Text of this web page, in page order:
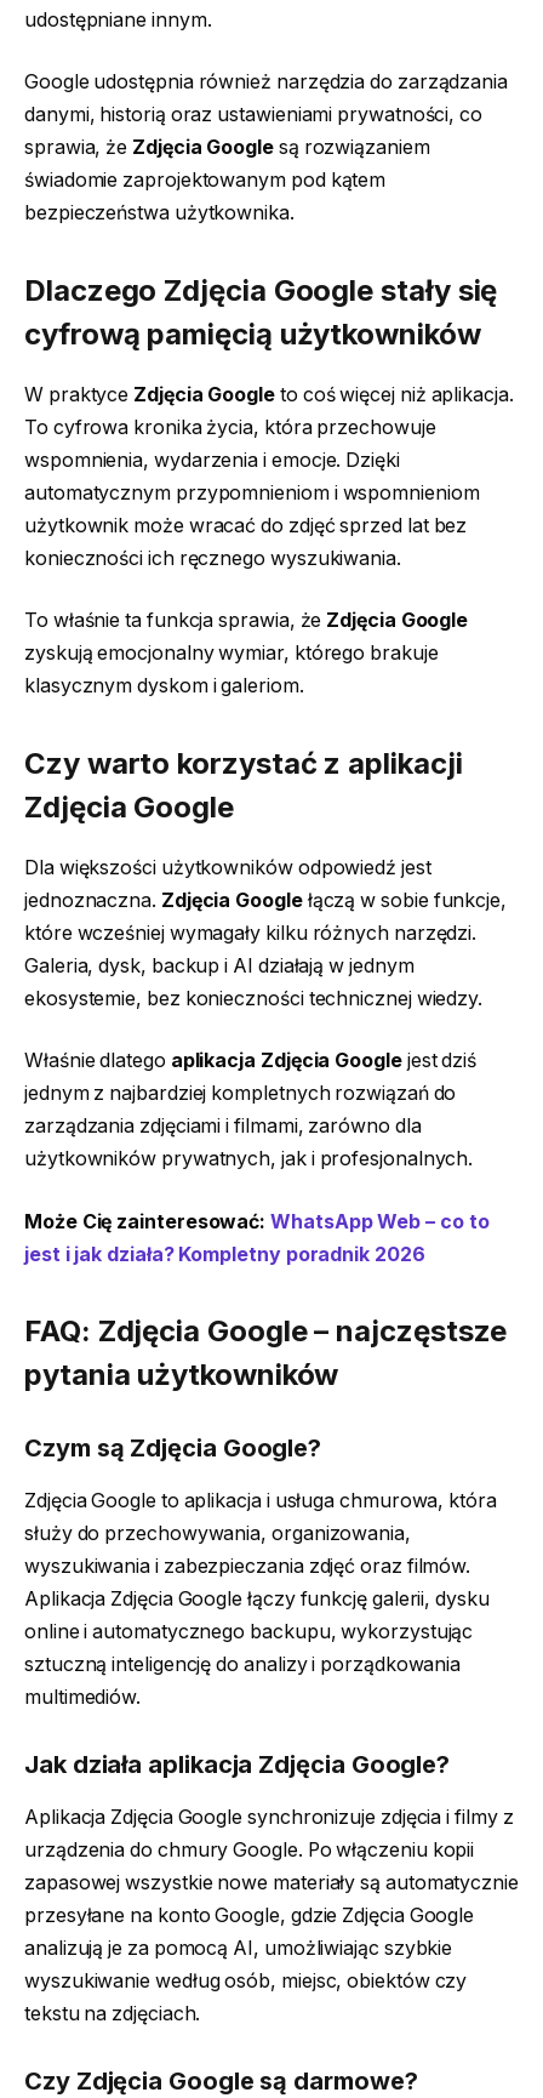
udostępniane innym.
Google udostępnia również narzędzia do zarządzania
danymi, historią oraz ustawieniami prywatności, co
sprawia, że Zdjęcia Googlesą rozwiązaniem
świadomie zaprojektowanym pod kątem
bezpieczeństwa użytkownika.
Dlaczego Zdjęcia Google stały się
cyfrową pamięcią użytkowników
W praktyce Zdjęcia Google to coś więcej niż aplikacja.
To cyfrowa kronika życia, która przechowuje
wspomnienia, wydarzenia i emocje. Dzięki
automatycznym przypomnieniom i wspomnieniom
użytkownik może wracać do zdjęć sprzed lat bez
konieczności ich ręcznego wyszukiwania.
To właśnie ta funkcja sprawia, że Zdjęcia Google
zyskują emocjonalny wymiar, którego brakuje
klasycznym dyskom i galeriom.
Czy warto korzystać z aplikacji
Zdjęcia Google
Dla większości użytkowników odpowiedź jest
jednoznaczna. Zdjęcia Googlełączą w sobie funkcje,
które wcześniej wymagały kilku różnych narzędzi.
Galeria, dysk, backup i AI działają w jednym
ekosystemie, bez konieczności technicznej wiedzy.
Właśnie dlatego aplikacja Zdjęcia Googlejest dziś
jednym z najbardziej kompletnych rozwiązań do
zarządzania zdjęciami i filmami, zarówno dla
użytkowników prywatnych, jak i profesjonalnych.
Może Cię zainteresować:WhatsApp Web – co to
jest i jak działa? Kompletny poradnik 2026
FAQ: Zdjęcia Google – najczęstsze
pytania użytkowników
Czym są Zdjęcia Google?
Zdjęcia Google to aplikacja i usługa chmurowa, która
służy do przechowywania, organizowania,
wyszukiwania i zabezpieczania zdjęć oraz filmów.
Aplikacja Zdjęcia Google łączy funkcję galerii, dysku
online i automatycznego backupu, wykorzystując
sztuczną inteligencję do analizy i porządkowania
multimediów.
Jak działa aplikacja Zdjęcia Google?
Aplikacja Zdjęcia Google synchronizuje zdjęcia i filmy z
urządzenia do chmury Google. Po włączeniu kopii
zapasowej wszystkie nowe materiały są automatycznie
przesyłane na konto Google, gdzie Zdjęcia Google
analizują je za pomocą AI, umożliwiając szybkie
wyszukiwanie według osób, miejsc, obiektów czy
tekstu na zdjęciach.
Czy Zdjęcia Google są darmowe?